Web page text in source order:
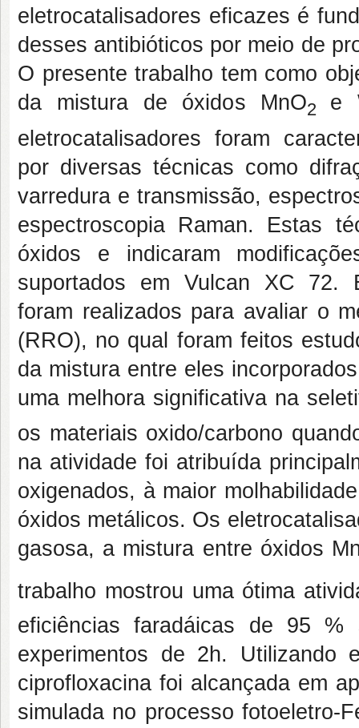
eletrocatalisadores eficazes é
desses antibióticos por meio de
O presente trabalho tem como
da mistura de óxidos MnO2 e
eletrocatalisadores foram
por diversas técnicas como
varredura e transmissão,
espectroscopia Raman. Estas
óxidos e indicaram
suportados em Vulcan XC 72.
foram realizados para avaliar o
(RRO), no qual foram feitos
da mistura entre eles
uma melhora significativa na
os materiais oxido/carbono
na atividade foi atribuída
oxigenados, à maior
óxidos metálicos. Os
gasosa, a mistura entre óxidos
trabalho mostrou uma ótima
eficiências faradáicas de 95
experimentos de 2h. Utilizando
ciprofloxacina foi alcançada em
simulada no processo fotoeletro-